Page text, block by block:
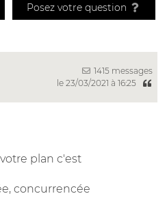
Posez votre question
1415 messages
le 23/03/2021 à 16:25
plan c'est
concurrencée